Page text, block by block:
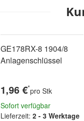
GE178RX-8 1904/8
Anlagenschlüssel
1,96 €*pro Stk
Sofort verfügbar
Lieferzeit: 2 - 3 Werktage